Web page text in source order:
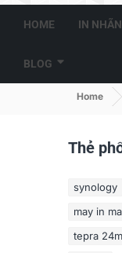
HOME IN NHÃN
BLOG
Home
Thẻ
synology
may in
tepra